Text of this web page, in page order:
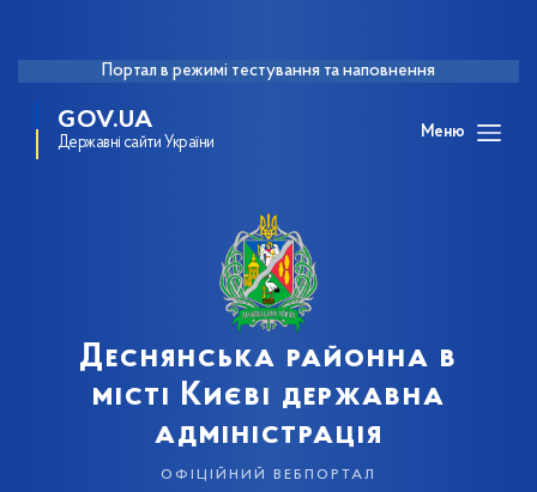
Портал в режимі тестування та наповнення
GOV.UA
Державні сайти України
Меню
Деснянська районна в
місті Києві державна
адміністрація
офіційний вебпортал